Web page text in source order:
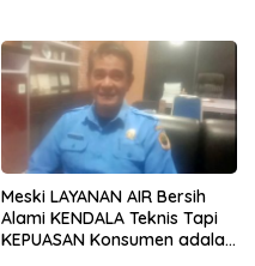
Meski LAYANAN AIR Bersih
Alami KENDALA Teknis Tapi
KEPUASAN Konsumen adalah